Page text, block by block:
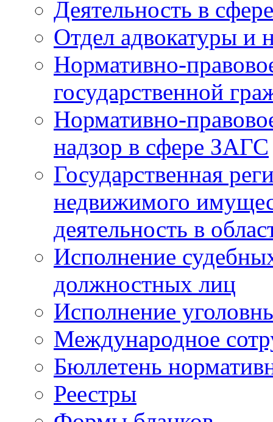
Деятельность в
Отдел адвокатуры и
Нормативно-
государственной
Нормативно-
надзор в сфере ЗАГС
Государственная
недвижимого
деятельность в
Исполнение
должностных лиц
Исполнение
Международное
Бюллетень
Реестры